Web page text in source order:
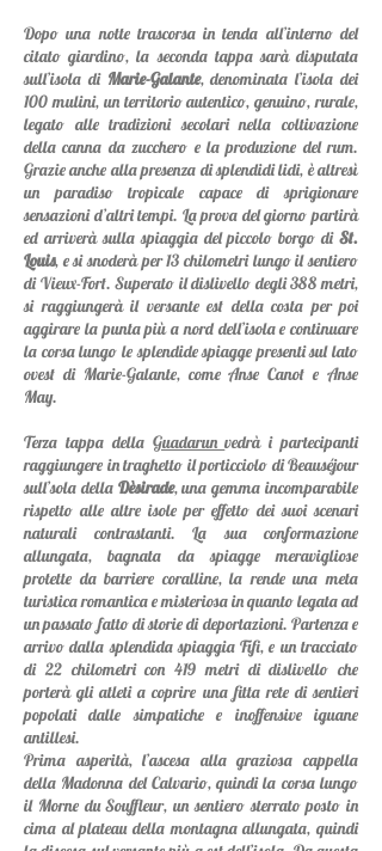
Dopo una notte trascorsa in tenda all’interno del
citato giardino, la seconda tappa sarà disputata
sull’isola di Marie-Galante, denominata l’isola dei
100 mulini, un territorio autentico, genuino, rurale,
legato alle tradizioni secolari nella coltivazione
della canna da zucchero e la produzione del rum.
Grazie anche alla presenza di splendidi lidi, è altresì
un paradiso tropicale capace di sprigionare
sensazioni d’altri tempi. La prova del giorno partirà
ed arriverà sulla spiaggia del piccolo borgo di St.
Louis, e si snoderà per 13 chilometri lungo il sentiero
di Vieux-Fort. Superato il dislivello degli 388 metri,
si raggiungerà il versante est della costa per poi
aggirare la punta più a nord dell’isola e continuare
la corsa lungo le splendide spiagge presenti sul lato
ovest di Marie-Galante, come Anse Canot e Anse
May.
Terza tappa della Guadarunvedrà i partecipanti
raggiungere in traghetto il porticciolo di Beauséjour
sull’sola della Dèsirade, una gemma incomparabile
rispetto alle altre isole per effetto dei suoi scenari
naturali contrastanti. La sua conformazione
allungata, bagnata da spiagge meravigliose
protette da barriere coralline, la rende una meta
turistica romantica e misteriosa in quanto legata ad
un passato fatto di storie di deportazioni. Partenza e
arrivo dalla splendida spiaggia Fifi, e un tracciato
di 22 chilometri con 419 metri di dislivello che
porterà gli atleti a coprire una fitta rete di sentieri
popolati dalle simpatiche e inoffensive iguane
antillesi.
Prima asperità, l’ascesa alla graziosa cappella
della Madonna del Calvario, quindi la corsa lungo
il Morne du Souffleur, un sentiero sterrato posto in
cima al plateau della montagna allungata, quindi